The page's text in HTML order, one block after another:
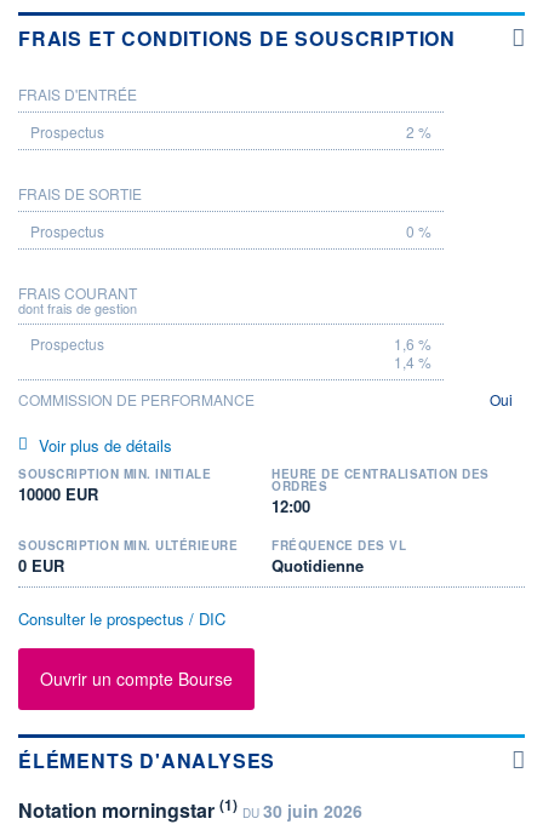
FRAIS ET CONDITIONS DE SOUSCRIPTION
PROSPECTUS
FRAIS D'ENTRÉE
2 %
FRAIS DE SORTIE
0 %
FRAIS COURANT
dont frais de gestion
1,6 %
1,4 %
COMMISSION DE PERFORMANCE
Oui
Voir plus de détails
SOUSCRIPTION MIN. INITIALE
10000 EUR
HEURE DE CENTRALISATION DES
ORDRES
12:00
SOUSCRIPTION MIN. ULTÉRIEURE
0 EUR
FRÉQUENCE DES VL
Quotidienne
Consulter le prospectus / DIC
Ouvrir un compte Bourse
ÉLÉMENTS D'ANALYSES
Notation morningstar (1) DU 30 juin 2026